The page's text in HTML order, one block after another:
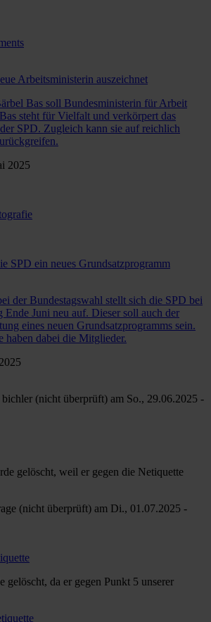
Arbeitsministerin auszeichnet
Bas soll Bundesministerin für Arbeit
steht für Vielfalt und verkörpert das
SPD. Zugleich kann sie auf reichlich
2025
SPD ein neues Grundsatzprogramm
der Bundestagswahl stellt sich die SPD bei
Ende Juni neu auf. Dieser soll auch der
eines neuen Grundsatzprogramms sein.
haben dabei die Mitglieder.
bichler (nicht überprüft) am So., 29.06.2025 -
gelöscht, weil er gegen die Netiquette
(nicht überprüft) am Di., 01.07.2025 -
gelöscht, da er gegen Punkt 5 unserer